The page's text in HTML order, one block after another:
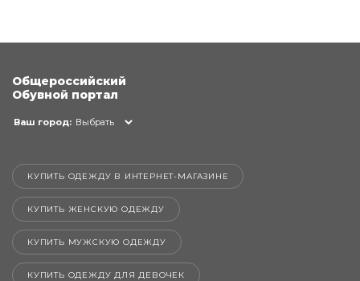
Общероссийский
Обувной портал
Ваш город: Выбрать
КУПИТЬ ОДЕЖДУ В ИНТЕРНЕТ-МАГАЗИНЕ
КУПИТЬ ЖЕНСКУЮ ОДЕЖДУ
КУПИТЬ МУЖСКУЮ ОДЕЖДУ
КУПИТЬ ОДЕЖДУ ДЛЯ ДЕВОЧЕК